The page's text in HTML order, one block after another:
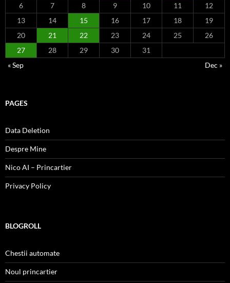
6
7 8 9 10 11
12
13
14 15 16 17 18
19
20
21 22 23 24 25
26
27
28 29 30
31
« Sep
Dec »
PAGES
Data Deletion
Despre Mine
Nico AI – Princartier
Privacy Policy
BLOGROLL
Chestii automate
Noul princartier